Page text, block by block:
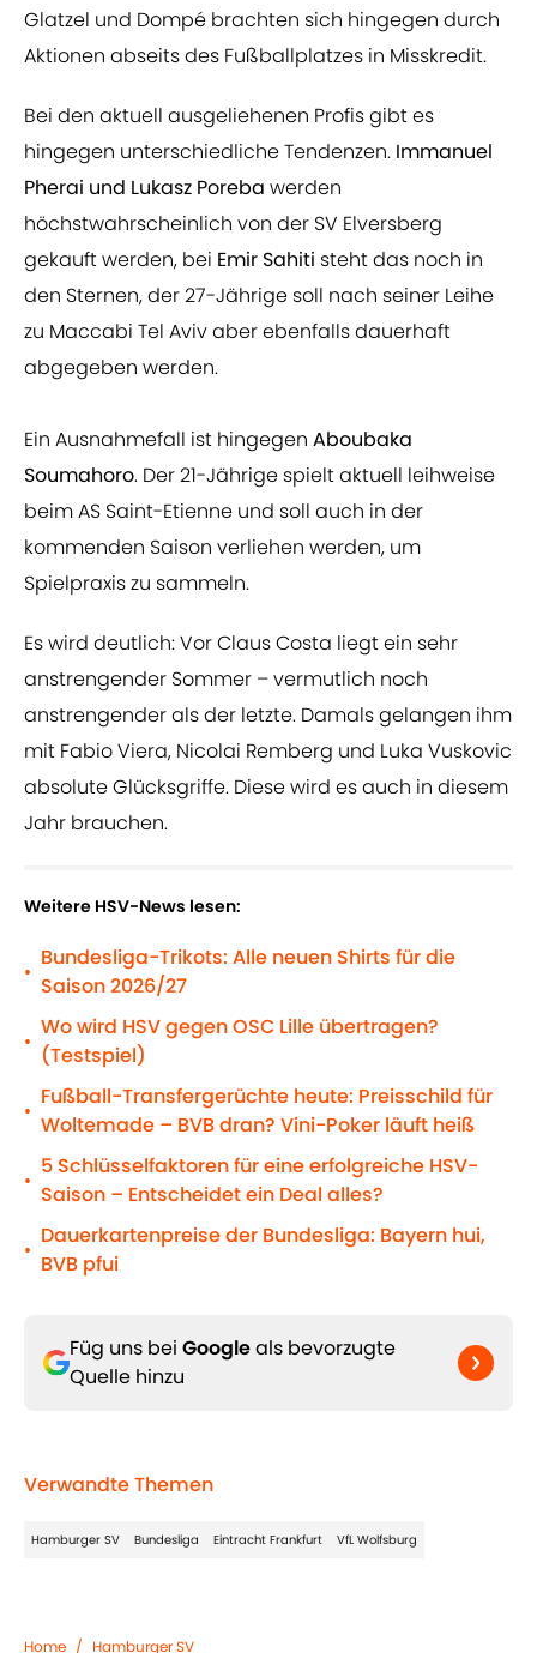
Glatzel und Dompé brachten sich hingegen durch
Aktionen abseits des Fußballplatzes in Misskredit.
Bei den aktuell ausgeliehenen Profis gibt es
hingegen unterschiedliche Tendenzen. Immanuel
Pherai und Lukasz Poreba werden
höchstwahrscheinlich von der SV Elversberg
gekauft werden, bei Emir Sahiti steht das noch in
den Sternen, der 27-Jährige soll nach seiner Leihe
zu Maccabi Tel Aviv aber ebenfalls dauerhaft
abgegeben werden.
Ein Ausnahmefall ist hingegen Aboubaka
Soumahoro. Der 21-Jährige spielt aktuell leihweise
beim AS Saint-Etienne und soll auch in der
kommenden Saison verliehen werden, um
Spielpraxis zu sammeln.
Es wird deutlich: Vor Claus Costa liegt ein sehr
anstrengender Sommer – vermutlich noch
anstrengender als der letzte. Damals gelangen ihm
mit Fabio Viera, Nicolai Remberg und Luka Vuskovic
absolute Glücksgriffe. Diese wird es auch in diesem
Jahr brauchen.
Weitere HSV-News lesen:
•
Bundesliga-Trikots: Alle neuen Shirts für die
Saison 2026/27
•
Wo wird HSV gegen OSC Lille übertragen?
(Testspiel)
•
Fußball-Transfergerüchte heute: Preisschild für
Woltemade – BVB dran? Vini-Poker läuft heiß
•
5 Schlüsselfaktoren für eine erfolgreiche HSV-
Saison – Entscheidet ein Deal alles?
•
Dauerkartenpreise der Bundesliga: Bayern hui,
BVB pfui
Füg uns bei Googleals bevorzugte
Quelle hinzu
Verwandte Themen
Hamburger SV Bundesliga Eintracht Frankfurt VfL Wolfsburg
Home / Hamburger SV